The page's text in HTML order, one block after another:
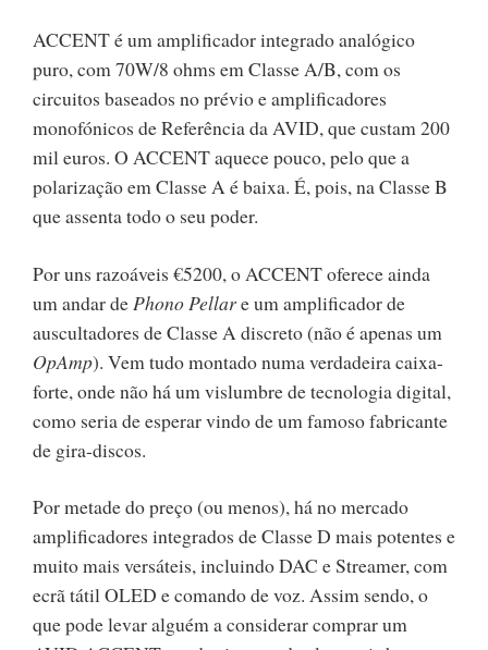
ACCENT é um amplificador integrado analógico
puro, com 70W/8 ohms em Classe A/B, com os
circuitos baseados no prévio e amplificadores
monofónicos de Referência da AVID, que custam 200
mil euros. O ACCENT aquece pouco, pelo que a
polarização em Classe A é baixa. É, pois, na Classe B
que assenta todo o seu poder.
Por uns razoáveis €5200, o ACCENT oferece ainda
um andar de Phono Pellare um amplificador de
auscultadores de Classe A discreto (não é apenas um
OpAmp). Vem tudo montado numa verdadeira caixa-
forte, onde não há um vislumbre de tecnologia digital,
como seria de esperar vindo de um famoso fabricante
de gira-discos.
Por metade do preço (ou menos), há no mercado
amplificadores integrados de Classe D mais potentes e
muito mais versáteis, incluindo DAC e Streamer, com
ecrã tátil OLED e comando de voz. Assim sendo, o
que pode levar alguém a considerar comprar um